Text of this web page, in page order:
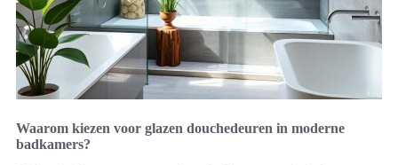
Waarom kiezen voor glazen douchedeuren in moderne
badkamers?